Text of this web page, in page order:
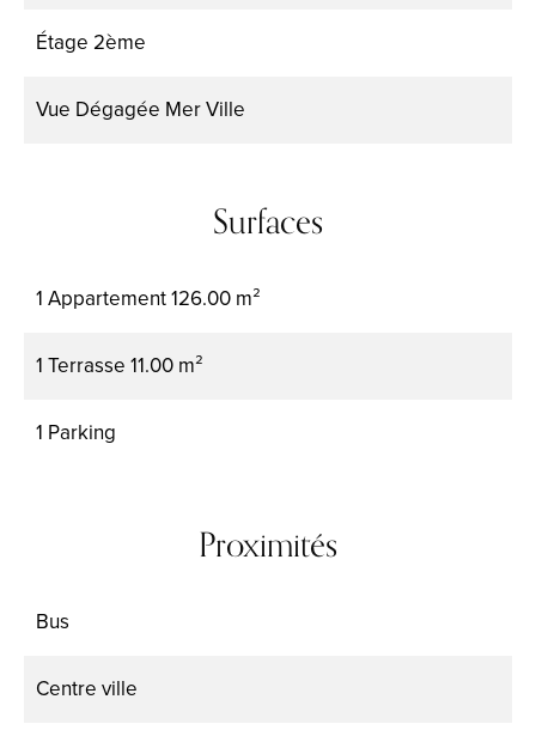
Étage 2ème
Vue Dégagée Mer Ville
Surfaces
1 Appartement126.00 m²
1 Terrasse 11.00 m²
1 Parking
Proximités
Bus
Centre ville